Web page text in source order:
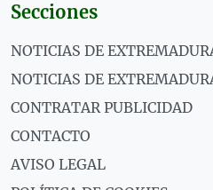
Secciones
NOTICIAS DE
NOTICIAS DE
CONTRATAR PUBLICIDAD
CONTACTO
AVISO LEGAL